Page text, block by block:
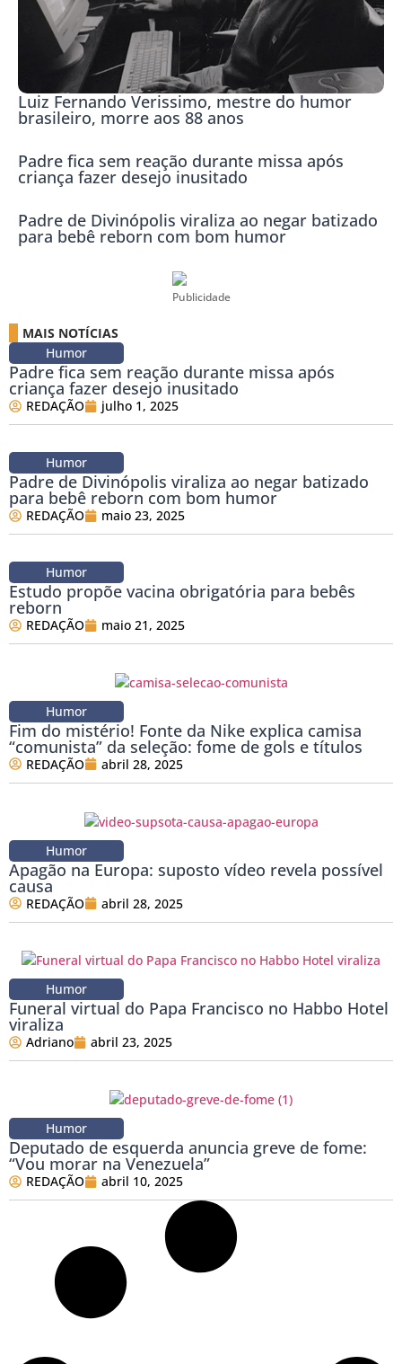
Luiz Fernando Verissimo, mestre do humor
brasileiro, morre aos 88 anos
Padre fica sem reação durante missa após
criança fazer desejo inusitado
Padre de Divinópolis viraliza ao negar batizado
para bebê reborn com bom humor
Publicidade
MAIS NOTÍCIAS
Humor
Padre fica sem reação durante missa após
criança fazer desejo inusitado
REDAÇÃO julho 1, 2025
Humor
Padre de Divinópolis viraliza ao negar batizado
para bebê reborn com bom humor
REDAÇÃO maio 23, 2025
Humor
Estudo propõe vacina obrigatória para bebês
reborn
REDAÇÃO maio 21, 2025
Humor
Fim do mistério! Fonte da Nike explica camisa
“comunista” da seleção: fome de gols e títulos
REDAÇÃO abril 28, 2025
Humor
Apagão na Europa: suposto vídeo revela possível
causa
REDAÇÃO abril 28, 2025
Humor
Funeral virtual do Papa Francisco no Habbo Hotel
viraliza
Adriano abril 23, 2025
Humor
Deputado de esquerda anuncia greve de fome:
“Vou morar na Venezuela”
REDAÇÃO abril 10, 2025